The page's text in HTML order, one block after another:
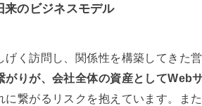
来のビジネスモデル
く訪問し、関係性を構築してきた
がりが、会社全体の資産としてWeb
繋がるリスクを抱えています。ま